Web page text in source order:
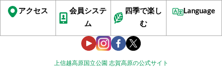
上信越高原国立公園 志賀高原の公式サイト
アクセス
会員システ
ム
四季で楽し
む
Language